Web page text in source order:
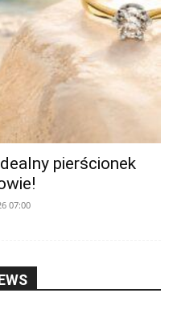
pierścionek
07:00